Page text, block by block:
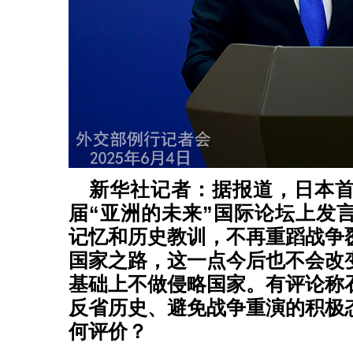
新华社记者：据报道，日本
届“亚洲的未来”国际论坛上发
记忆和历史教训，不再重蹈战争
国家之路，这一点今后也不会
基础上不做侵略国家。有评论称
反省历史、避免战争重演的积
何评价？